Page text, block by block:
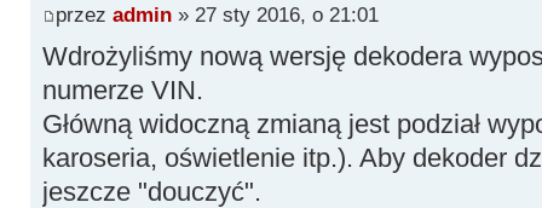
przez admin» 27 sty 2016, o 21:01
Wdrożyliśmy nową wersję dekodera
numerze VIN.
Główną widoczną zmianą jest podział
karoseria, oświetlenie itp.). Aby dekoder
jeszcze "douczyć".